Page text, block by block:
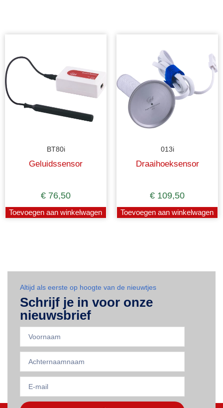
BT80i
Geluidssensor
€ 76,50
Toevoegen aan winkelwagen
013i
Draaihoeksensor
€ 109,50
Toevoegen aan winkelwagen
Altijd als eerste op hoogte van de nieuwtjes
Schrijf je in voor onze
nieuwsbrief